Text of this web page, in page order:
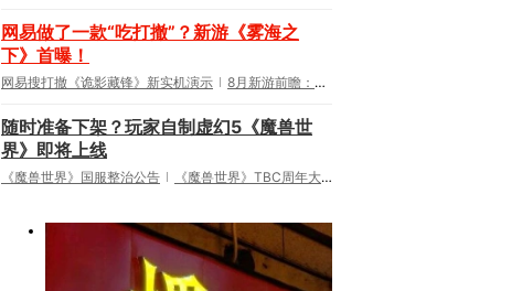
网易做了一款“吃打撤”？新游《雾海之
下》首曝！
网易搜打撤《诡影藏锋》新实机演示 8月新游前瞻：《诡秘之主》领衔
随时准备下架？玩家自制虚幻5《魔兽世
界》即将上线
《魔兽世界》国服整治公告 《魔兽世界》TBC周年大更：双经典团本回归！